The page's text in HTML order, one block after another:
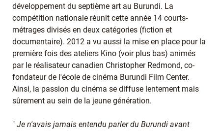
développement du septième art au Burundi. La
compétition nationale réunit cette année 14 courts-
métrages divisés en deux catégories (fiction et
documentaire). 2012 a vu aussi la mise en place pour la
première fois des ateliers Kino (voir plus bas) animés
par le réalisateur canadien Christopher Redmond, co-
fondateur de l'école de cinéma Burundi Film Center.
Ainsi, la passion du cinéma se diffuse lentement mais
sûrement au sein de la jeune génération.
" Je n'avais jamais entendu parler du Burundi avant